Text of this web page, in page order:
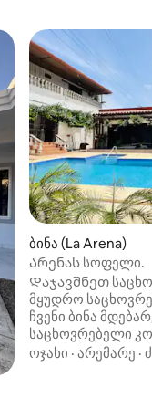
ბინა (La Arena)
Არენას სოფელი.
Დაჯავშნეთ
მყუდრო საცხოვრებელში დღესვე!
ჩვენი ბინა
საცხოვრებელი
ნაწილში,
ოჯახი · არემარე ·